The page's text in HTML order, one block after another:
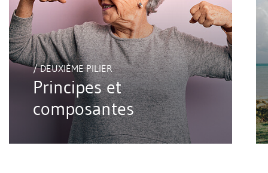
/ DEUXIÈME PILIER
Principes et
composantes